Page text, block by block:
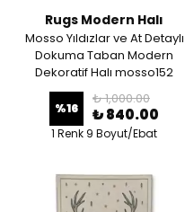
Rugs Modern Halı
Mosso Yıldızlar ve At Detaylı
Dokuma Taban Modern
Dekoratif Halı mosso152
%16
₺ 1,000.00
₺ 840.00
1 Renk 9 Boyut/Ebat